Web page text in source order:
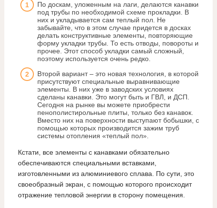
По доскам, уложенным на лаги, делаются канавки
под трубы по необходимой схеме прокладки. В
них и укладывается сам теплый пол. Не
забывайте, что в этом случае придется в досках
делать конструктивные элементы, повторяющие
форму укладки трубы. То есть отводы, повороты и
прочее. Этот способ укладки самый сложный,
поэтому используется очень редко.
Второй вариант – это новая технология, в которой
присутствуют специальные выравнивающие
элементы. В них уже в заводских условиях
сделаны канавки. Это могут быть и ГВЛ, и ДСП.
Сегодня на рынке вы можете приобрести
пенополистирольные плиты, только без канавок.
Вместо них на поверхности выступают бобышки, с
помощью которых производится зажим труб
системы отопления «теплый пол».
Кстати, все элементы с канавками обязательно
обеспечиваются специальными вставками,
изготовленными из алюминиевого сплава. По сути, это
своеобразный экран, с помощью которого происходит
отражение тепловой энергии в сторону помещения.